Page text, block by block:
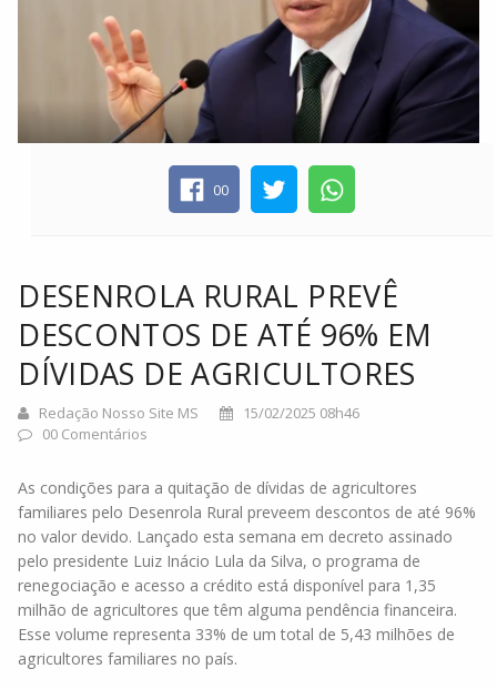
00
DESENROLA RURAL PREVÊ
DESCONTOS DE ATÉ 96% EM
DÍVIDAS DE AGRICULTORES
Redação Nosso Site MS
15/02/2025 08h46
00 Comentários
As condições para a quitação de dívidas de agricultores
familiares pelo Desenrola Rural preveem descontos de até 96%
no valor devido. Lançado esta semana em decreto assinado
pelo presidente Luiz Inácio Lula da Silva, o programa de
renegociação e acesso a crédito está disponível para 1,35
milhão de agricultores que têm alguma pendência financeira.
Esse volume representa 33% de um total de 5,43 milhões de
agricultores familiares no país.